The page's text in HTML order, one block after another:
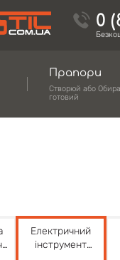
0
Прапори
Створюй або
готовий
Електричний
інструмент